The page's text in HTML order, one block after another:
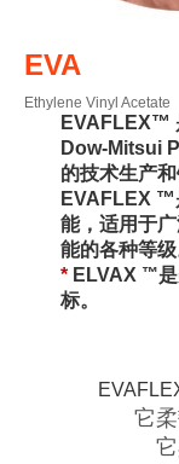
EVA
Ethylene Vinyl Acetate
EVAFLEX™
Dow-Mitsui
的技术生产和
EVAFLEX ™
能，适用于
能的各种等级
* ELVAX ™
标。
它